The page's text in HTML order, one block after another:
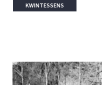
KWINTESSENS